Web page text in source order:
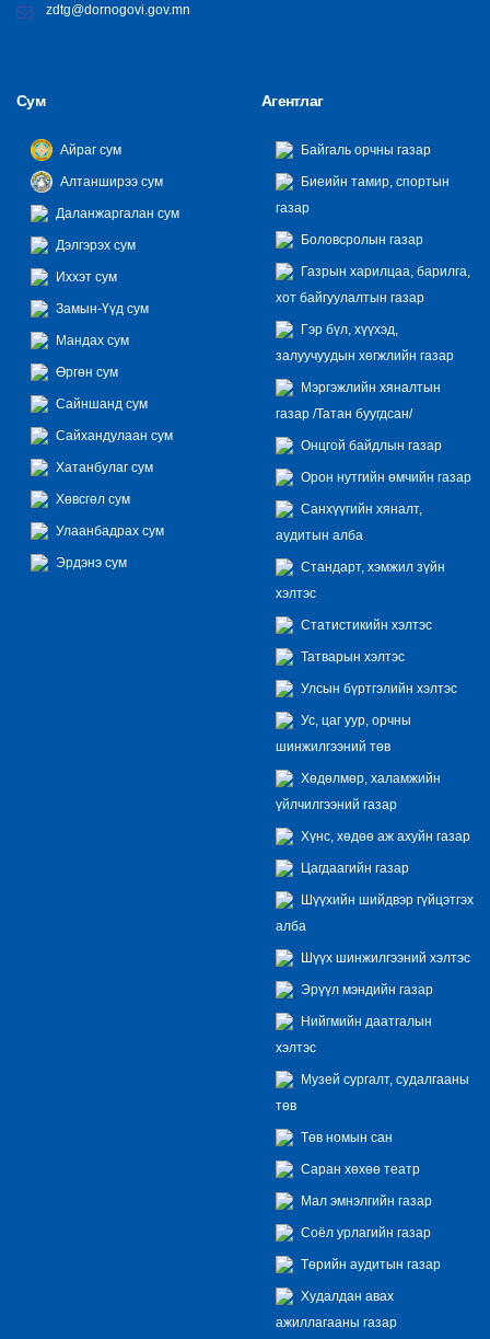
zdtg@dornogovi.gov.mn
Сум
Айраг сум
Алтанширээ сум
Даланжаргалан сум
Дэлгэрэх сум
Иххэт сум
Замын-Үүд сум
Мандах сум
Өргөн сум
Сайншанд сум
Сайхандулаан сум
Хатанбулаг сум
Хөвсгөл сум
Улаанбадрах сум
Эрдэнэ сум
Агентлаг
Байгаль орчны газар
Биеийн тамир, спортын
газар
Боловсролын газар
Газрын харилцаа, барилга,
хот байгуулалтын газар
Гэр бүл, хүүхэд,
залуучуудын хөгжлийн газар
Мэргэжлийн хяналтын
газар /Татан буугдсан/
Онцгой байдлын газар
Орон нутгийн өмчийн газар
Санхүүгийн хяналт,
аудитын алба
Стандарт, хэмжил зүйн
хэлтэс
Статистикийн хэлтэс
Татварын хэлтэс
Улсын бүртгэлийн хэлтэс
Ус, цаг уур, орчны
шинжилгээний төв
Хөдөлмөр, халамжийн
үйлчилгээний газар
Хүнс, хөдөө аж ахуйн газар
Цагдаагийн газар
Шүүхийн шийдвэр гүйцэтгэх
алба
Шүүх шинжилгээний хэлтэс
Эрүүл мэндийн газар
Нийгмийн даатгалын
хэлтэс
Музей сургалт, судалгааны
төв
Төв номын сан
Саран хөхөө театр
Мал эмнэлгийн газар
Соёл урлагийн газар
Төрийн аудитын газар
Худалдан авах
ажиллагааны газар